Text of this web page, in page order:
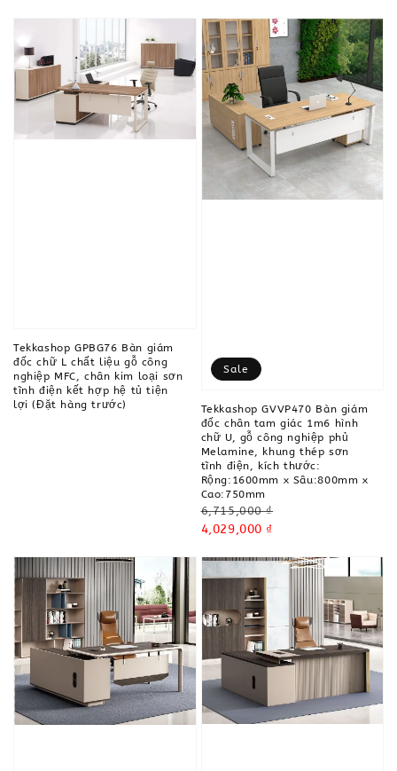
Tekkashop GPBG76 Bàn giám
đốc chữ L chất liệu gỗ công
nghiệp MFC, chân kim loại sơn
tĩnh điện kết hợp hệ tủ tiện
lợi (Đặt hàng trước)
Sale
Tekkashop GVVP470 Bàn giám
đốc chân tam giác 1m6 hình
chữ U, gỗ công nghiệp phủ
Melamine, khung thép sơn
tĩnh điện, kích thước:
Rộng:1600mm x Sâu:800mm x
Cao:750mm
Regular
price
6,715,000 ₫
Sale
4,029,000 ₫